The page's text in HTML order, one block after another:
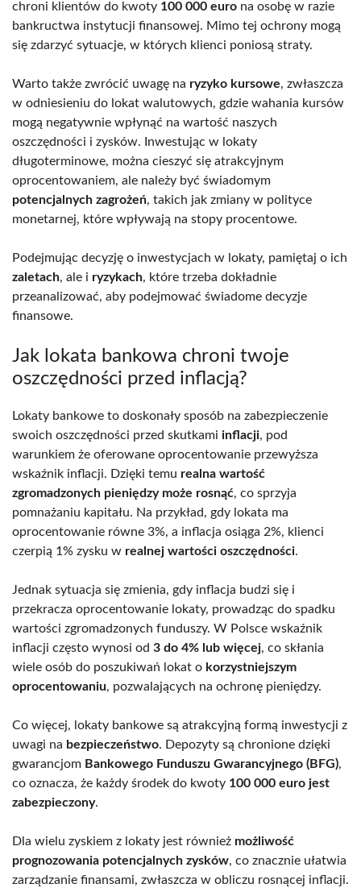
chroni klientów do kwoty 100 000 euro na osobę w razie
bankructwa instytucji finansowej. Mimo tej ochrony mogą
się zdarzyć sytuacje, w których klienci poniosą straty.
Warto także zwrócić uwagę na ryzyko kursowe, zwłaszcza
w odniesieniu do lokat walutowych, gdzie wahania kursów
mogą negatywnie wpłynąć na wartość naszych
oszczędności i zysków. Inwestując w lokaty
długoterminowe, można cieszyć się atrakcyjnym
oprocentowaniem, ale należy być świadomym
potencjalnych zagrożeń, takich jak zmiany w polityce
monetarnej, które wpływają na stopy procentowe.
Podejmując decyzję o inwestycjach w lokaty, pamiętaj o ich
zaletach, ale i ryzykach, które trzeba dokładnie
przeanalizować, aby podejmować świadome decyzje
finansowe.
Jak lokata bankowa chroni twoje
oszczędności przed inflacją?
Lokaty bankowe to doskonały sposób na zabezpieczenie
swoich oszczędności przed skutkami inflacji, pod
warunkiem że oferowane oprocentowanie przewyższa
wskaźnik inflacji. Dzięki temu realna wartość
zgromadzonych pieniędzy może rosnąć, co sprzyja
pomnażaniu kapitału. Na przykład, gdy lokata ma
oprocentowanie równe 3%, a inflacja osiąga 2%, klienci
czerpią 1% zysku w realnej wartości oszczędności.
Jednak sytuacja się zmienia, gdy inflacja budzi się i
przekracza oprocentowanie lokaty, prowadząc do spadku
wartości zgromadzonych funduszy. W Polsce wskaźnik
inflacji często wynosi od 3 do 4% lub więcej, co skłania
wiele osób do poszukiwań lokat o korzystniejszym
oprocentowaniu, pozwalających na ochronę pieniędzy.
Co więcej, lokaty bankowe są atrakcyjną formą inwestycji z
uwagi na bezpieczeństwo. Depozyty są chronione dzięki
gwarancjom Bankowego Funduszu Gwarancyjnego (BFG),
co oznacza, że każdy środek do kwoty 100 000 euro jest
zabezpieczony.
Dla wielu zyskiem z lokaty jest również możliwość
prognozowania potencjalnych zysków, co znacznie ułatwia
zarządzanie finansami, zwłaszcza w obliczu rosnącej inflacji.